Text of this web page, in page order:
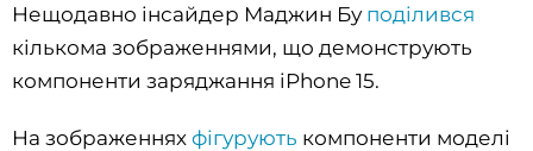
Нещодавно інсайдер Маджин Бу поділився
кількома зображеннями, що демонструють
компоненти заряджання iPhone 15.
На зображеннях фігурують компоненти моделі